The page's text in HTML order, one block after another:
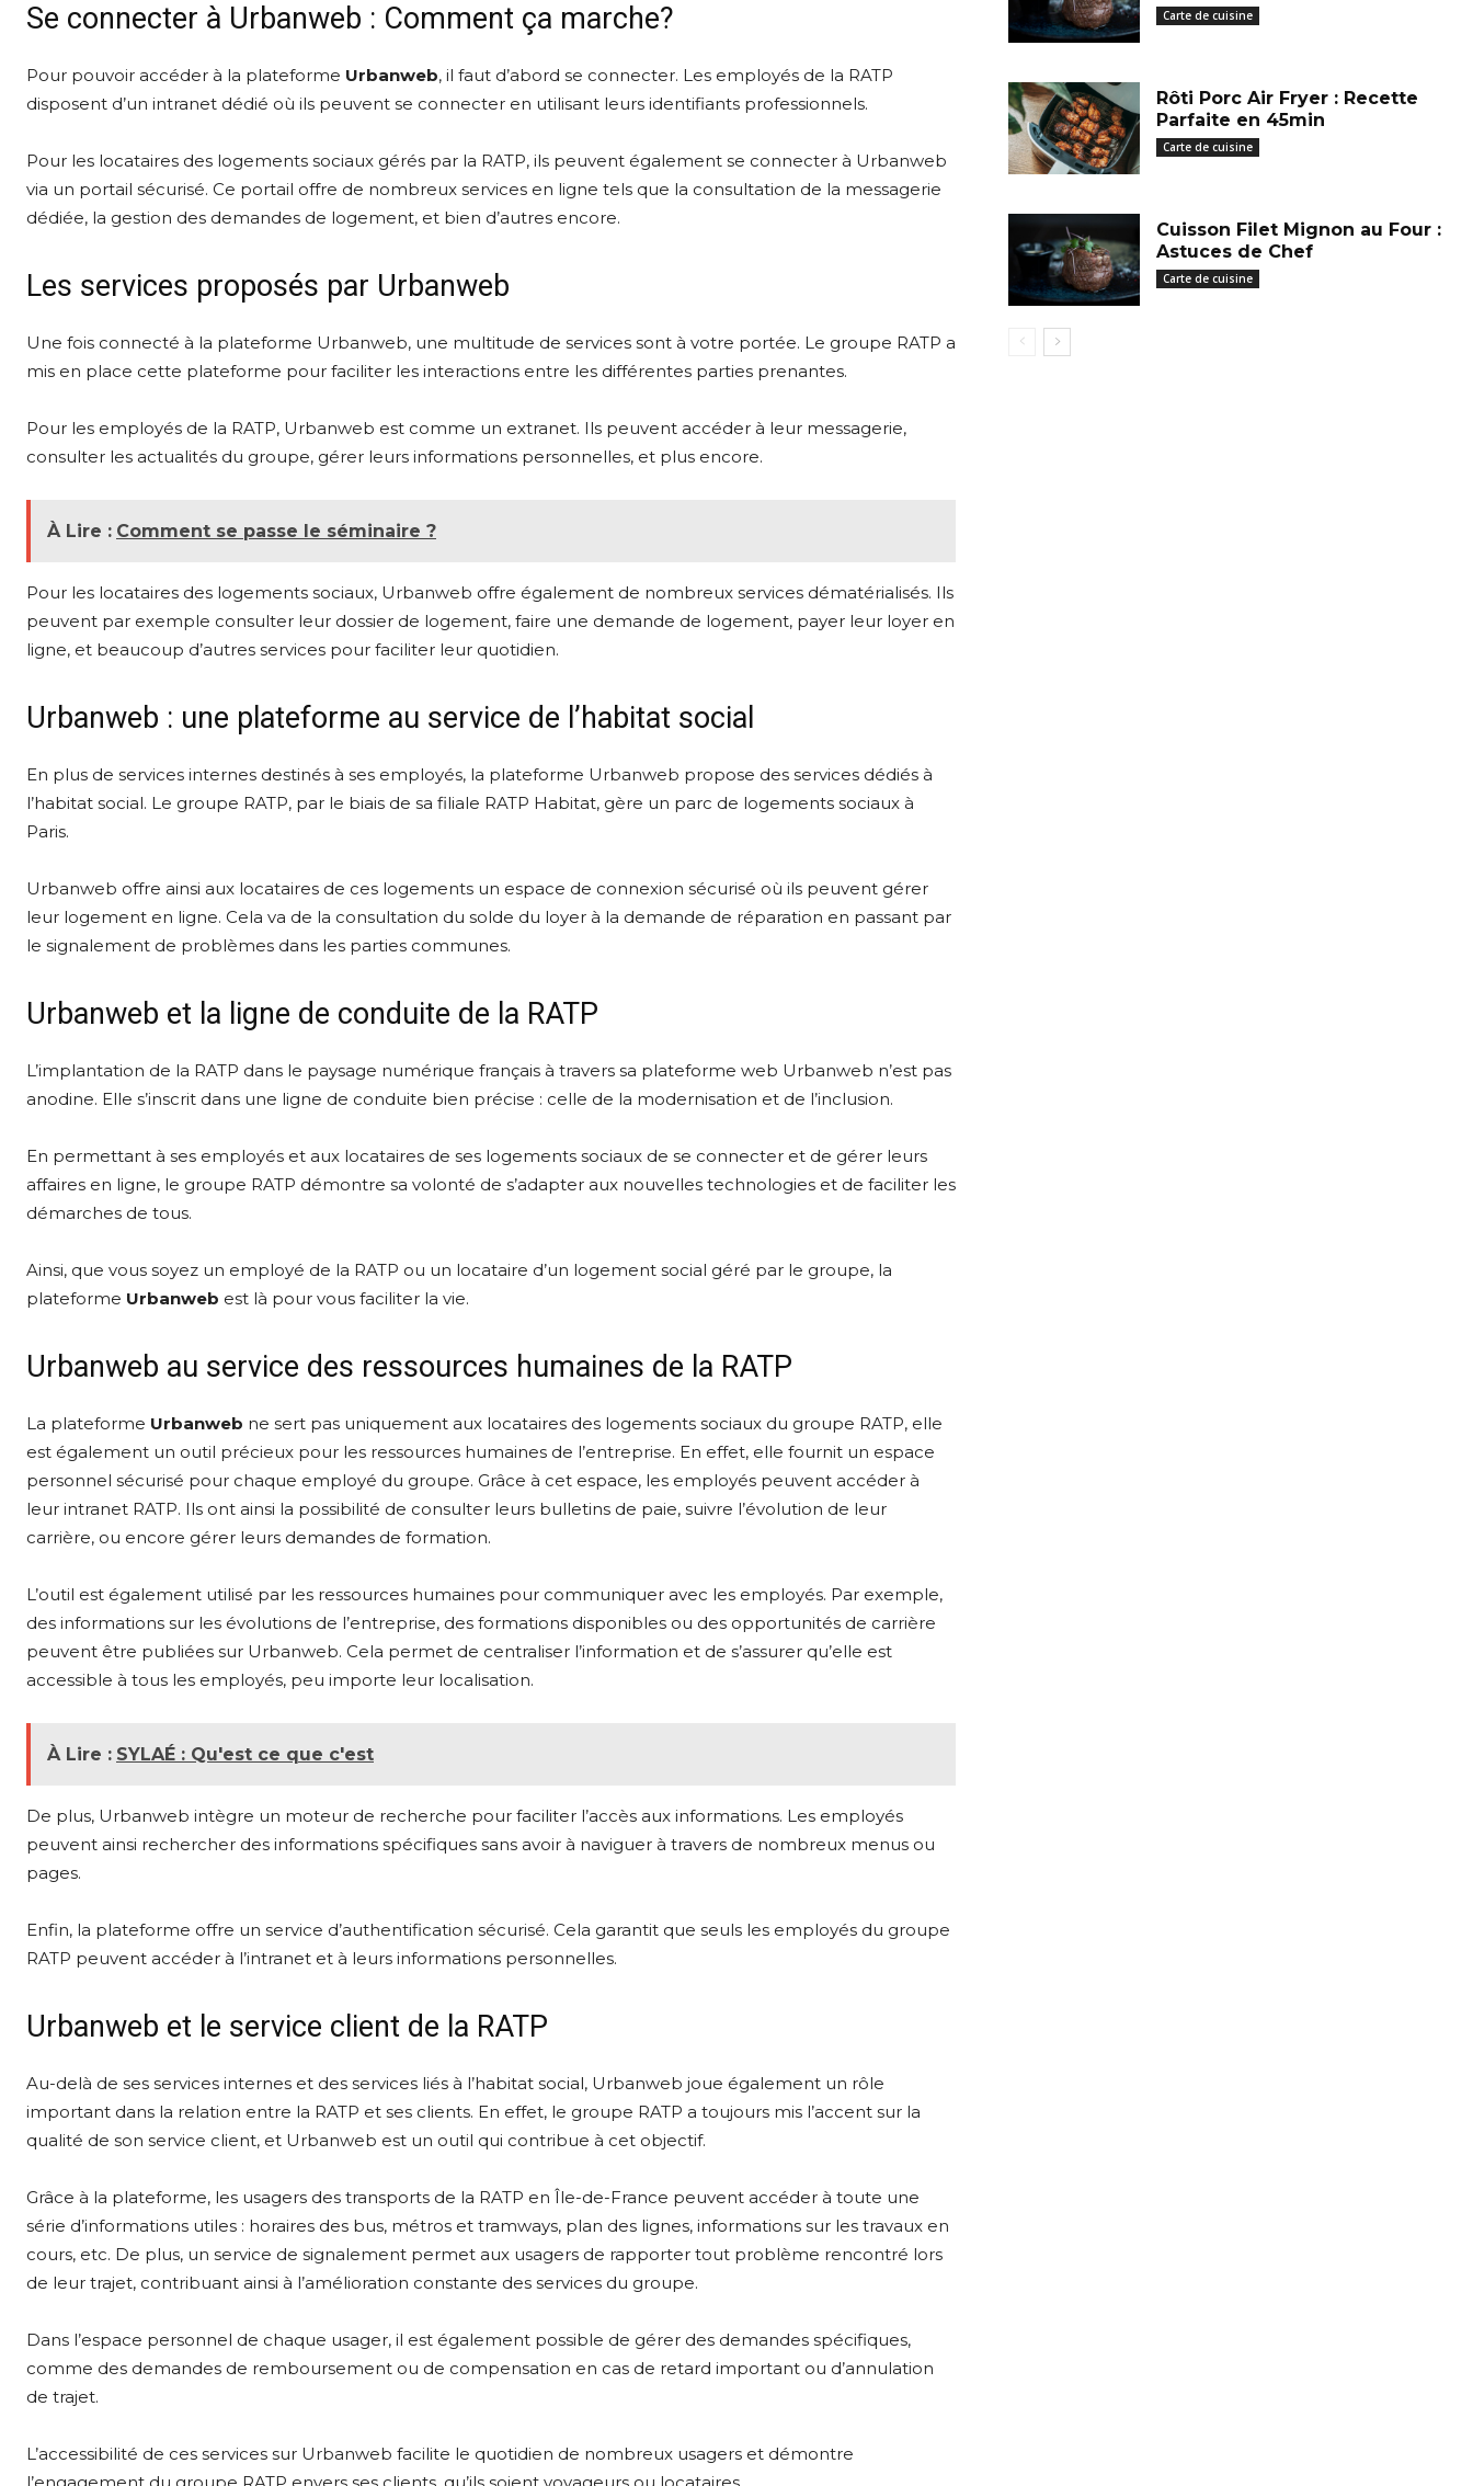
Se connecter à Urbanweb : Comment ça marche?
Pour pouvoir accéder à la plateforme Urbanweb, il faut d’abord se connecter. Les employés de la RATP
disposent d’un intranet dédié où ils peuvent se connecter en utilisant leurs identifiants professionnels.
Pour les locataires des logements sociaux gérés par la RATP, ils peuvent également se connecter à Urbanweb
via un portail sécurisé. Ce portail offre de nombreux services en ligne tels que la consultation de la messagerie
dédiée, la gestion des demandes de logement, et bien d’autres encore.
Les services proposés par Urbanweb
Une fois connecté à la plateforme Urbanweb, une multitude de services sont à votre portée. Le groupe RATP a
mis en place cette plateforme pour faciliter les interactions entre les différentes parties prenantes.
Pour les employés de la RATP, Urbanweb est comme un extranet. Ils peuvent accéder à leur messagerie,
consulter les actualités du groupe, gérer leurs informations personnelles, et plus encore.
À Lire : Comment se passe le séminaire ?
Pour les locataires des logements sociaux, Urbanweb offre également de nombreux services dématérialisés. Ils
peuvent par exemple consulter leur dossier de logement, faire une demande de logement, payer leur loyer en
ligne, et beaucoup d’autres services pour faciliter leur quotidien.
Urbanweb : une plateforme au service de l’habitat social
En plus de services internes destinés à ses employés, la plateforme Urbanweb propose des services dédiés à
l’habitat social. Le groupe RATP, par le biais de sa filiale RATP Habitat, gère un parc de logements sociaux à
Paris.
Urbanweb offre ainsi aux locataires de ces logements un espace de connexion sécurisé où ils peuvent gérer
leur logement en ligne. Cela va de la consultation du solde du loyer à la demande de réparation en passant par
le signalement de problèmes dans les parties communes.
Urbanweb et la ligne de conduite de la RATP
L’implantation de la RATP dans le paysage numérique français à travers sa plateforme web Urbanweb n’est pas
anodine. Elle s’inscrit dans une ligne de conduite bien précise : celle de la modernisation et de l’inclusion.
En permettant à ses employés et aux locataires de ses logements sociaux de se connecter et de gérer leurs
affaires en ligne, le groupe RATP démontre sa volonté de s’adapter aux nouvelles technologies et de faciliter les
démarches de tous.
Ainsi, que vous soyez un employé de la RATP ou un locataire d’un logement social géré par le groupe, la
plateforme Urbanweb est là pour vous faciliter la vie.
Urbanweb au service des ressources humaines de la RATP
La plateforme Urbanweb ne sert pas uniquement aux locataires des logements sociaux du groupe RATP, elle
est également un outil précieux pour les ressources humaines de l’entreprise. En effet, elle fournit un espace
personnel sécurisé pour chaque employé du groupe. Grâce à cet espace, les employés peuvent accéder à
leur intranet RATP. Ils ont ainsi la possibilité de consulter leurs bulletins de paie, suivre l’évolution de leur
carrière, ou encore gérer leurs demandes de formation.
L’outil est également utilisé par les ressources humaines pour communiquer avec les employés. Par exemple,
des informations sur les évolutions de l’entreprise, des formations disponibles ou des opportunités de carrière
peuvent être publiées sur Urbanweb. Cela permet de centraliser l’information et de s’assurer qu’elle est
accessible à tous les employés, peu importe leur localisation.
À Lire : SYLAÉ : Qu'est ce que c'est
De plus, Urbanweb intègre un moteur de recherche pour faciliter l’accès aux informations. Les employés
peuvent ainsi rechercher des informations spécifiques sans avoir à naviguer à travers de nombreux menus ou
pages.
Enfin, la plateforme offre un service d’authentification sécurisé. Cela garantit que seuls les employés du groupe
RATP peuvent accéder à l’intranet et à leurs informations personnelles.
Urbanweb et le service client de la RATP
Au-delà de ses services internes et des services liés à l’habitat social, Urbanweb joue également un rôle
important dans la relation entre la RATP et ses clients. En effet, le groupe RATP a toujours mis l’accent sur la
qualité de son service client, et Urbanweb est un outil qui contribue à cet objectif.
Grâce à la plateforme, les usagers des transports de la RATP en Île-de-France peuvent accéder à toute une
série d’informations utiles : horaires des bus, métros et tramways, plan des lignes, informations sur les travaux en
cours, etc. De plus, un service de signalement permet aux usagers de rapporter tout problème rencontré lors
de leur trajet, contribuant ainsi à l’amélioration constante des services du groupe.
Dans l’espace personnel de chaque usager, il est également possible de gérer des demandes spécifiques,
comme des demandes de remboursement ou de compensation en cas de retard important ou d’annulation
de trajet.
L’accessibilité de ces services sur Urbanweb facilite le quotidien de nombreux usagers et démontre
Carte de cuisine
Rôti Porc Air Fryer : Recette
Parfaite en 45min
Carte de cuisine
Cuisson Filet Mignon au Four :
Astuces de Chef
Carte de cuisine